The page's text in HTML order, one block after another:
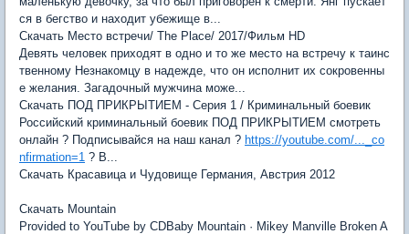
ся в бегство и находит убежище в...
Скачать Место встречи/ The Place/ 2017/Фильм HD
Девять человек приходят в одно и то же место на встречу к таинс
твенному Незнакомцу в надежде, что он исполнит их сокровенны
е желания. Загадочный мужчина може...
Скачать ПОД ПРИКРЫТИЕМ - Серия 1 / Криминальный боевик
Российский криминальный боевик ПОД ПРИКРЫТИЕМ смотреть
онлайн ? Подписывайся на наш канал ? https://youtube.com/..._co
nfirmation=1 ? В...
Скачать Красавица и Чудовище Германия, Австрия 2012
Скачать Mountain
Provided to YouTube by CDBaby Mountain · Mikey Manville Broken A